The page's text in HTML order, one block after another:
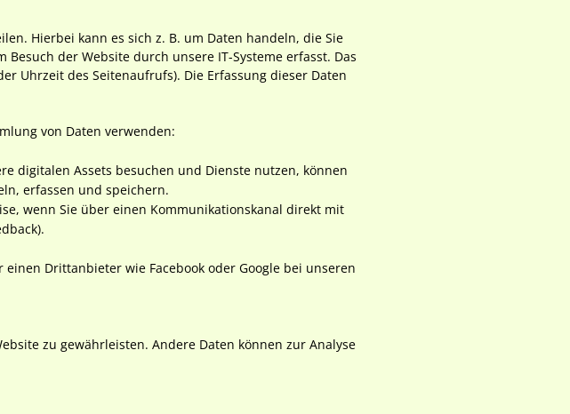
Hierbei kann es sich z. B. um Daten handeln, die Sie
der Website durch unsere IT-Systeme erfasst. Das
Uhrzeit des Seitenaufrufs). Die Erfassung dieser Daten
von Daten verwenden:
digitalen Assets besuchen und Dienste nutzen, können
erfassen und speichern.
wenn Sie über einen Kommunikationskanal direkt mit
Drittanbieter wie Facebook oder Google bei unseren
zu gewährleisten. Andere Daten können zur Analyse